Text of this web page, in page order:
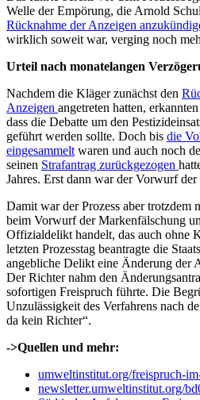
Welle der Empörung, die Arnold
Rücknahme der Anzeigen
wirklich soweit war, verging noch
Urteil nach monatelangen
Nachdem die Kläger zunächst den
Anzeigen angetreten hatten,
dass die Debatte um den
geführt werden sollte. Doch bis die
eingesammelt waren und auch noch
seinen Strafantrag zurückgezogen
Jahres. Erst dann war der Vorwurf
Damit war der Prozess aber trotzdem
beim Vorwurf der Markenfälschung
Offizialdelikt handelt, das auch ohne
letzten Prozesstag beantragte die
angebliche Delikt eine Änderung der
Der Richter nahm den
sofortigen Freispruch führte. Die
Unzulässigkeit des Verfahrens nach
da kein Richter“.
->Quellen und mehr:
umweltinstitut.org/freispruch-
newsletter.umweltinstitut.org/